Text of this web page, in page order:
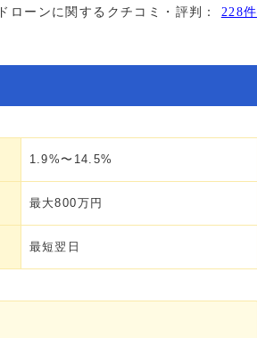
ローンに関するクチコミ・評判： 228件
1.9%〜14.5%
最大800万円
最短翌日